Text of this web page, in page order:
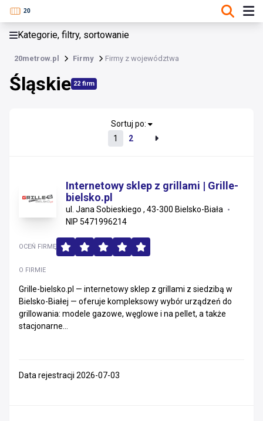
Kategorie, filtry, sortowanie
20metrow.pl Firmy Firmy z województwa
Śląskie 22 firm
Firmy
Lubuskie
Dolnośląskie
Podkarpackie
Śląskie
Zachodniopomorskie
Sortuj po:
1
2
Internetowy sklep z grillami | Grille-
bielsko.pl
ul. Jana Sobieskiego , 43-300 Bielsko-Biała
NIP 5471996214
O FIRMIE
Grille-bielsko.pl — internetowy sklep z grillami z siedzibą w
Bielsko-Białej — oferuje kompleksowy wybór urządzeń do
grillowania: modele gazowe, węglowe i na pellet, a także
stacjonarne...
OCEŃ FIRMĘ
Data rejestracji 2026-07-03